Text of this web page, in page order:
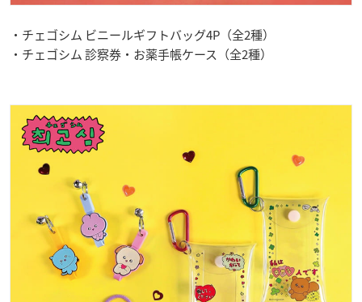
・チェゴシム ビニールギフトバッグ4P（全2種）
・チェゴシム 診察券・お薬手帳ケース（全2種）